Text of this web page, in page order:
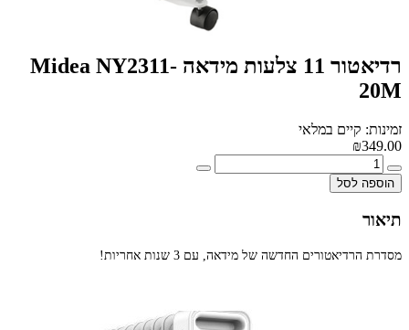
רדיאטור 11 צלעות מידאה Midea NY2311-
20M
זמינות: קיים במלאי
₪349.00
הוספה לסל
תיאור
מסדרת הרדיאטורים החדשה של מידאה, עם 3 שנות אחריות!